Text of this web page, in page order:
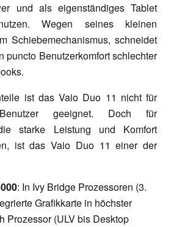
und als eigenständiges Tablet
Wegen seines kleinen
Schiebemechanismus, schneidet
puncto Benutzerkomfort schlechter
ist das Vaio Duo 11 nicht für
Benutzer geeignet. Doch für
starke Leistung und Komfort
ist das Vaio Duo 11 einer der
: In Ivy Bridge Prozessoren (3.
Grafikkarte in höchster
Prozessor (ULV bis Desktop